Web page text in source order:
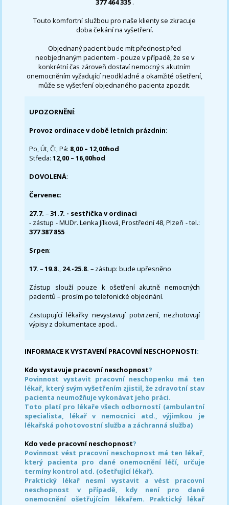
377 464 335 .
Touto komfortní službou pro naše klienty se zkracuje
doba čekání na vyšetření.
Objednaný pacient bude mít přednost před
neobjednaným pacientem - pouze v případě, že se v
konkrétní čas zároveň dostaví nemocný s akutním
onemocněním vyžadující neodkladné a okamžité ošetření,
může se vyšetření objednaného pacienta zpozdit.
UPOZORNĚNÍ:
Provoz ordinace v době letních prázdnin:
Po, Út, Čt, Pá: 8,00 – 12,00hod
Středa:12,00 – 16,00hod
DOVOLENÁ:
Červenec:
27.7.–31.7. - sestřička v ordinaci
- zástup - MUDr. Lenka Jílková, Prostřední 48, Plzeň - tel.:
377 387 855
Srpen:
17. –19.8., 24.-25.8. – zástup: bude upřesněno
Zástup slouží pouze k ošetření akutně nemocných
pacientů – prosím po telefonické objednání.
Zastupující lékařky nevystavují potvrzení, nezhotovují
výpisy z dokumentace apod..
INFORMACE K VYSTAVENÍ PRACOVNÍ NESCHOPNOSTI:
Kdo vystavuje pracovní neschopnost?
Povinnost vystavit pracovní neschopenku má ten
lékař, který svým vyšetřením zjistil, že zdravotní stav
pacienta neumožňuje vykonávat jeho práci.
Toto platí pro lékaře všech odborností (ambulantní
specialista, lékař v nemocnici atd., výjimkou je
lékařská pohotovostní služba a záchranná služba)
Kdo vede pracovní neschopnost?
Povinnost vést pracovní neschopnost má ten lékař,
který pacienta pro dané onemocnění léčí, určuje
termíny kontrol atd. (ošetřující lékař).
Praktický lékař nesmí vystavit a vést pracovní
neschopnost v případě, kdy není pro dané
onemocnění ošetřujícím lékařem. Praktický lékař